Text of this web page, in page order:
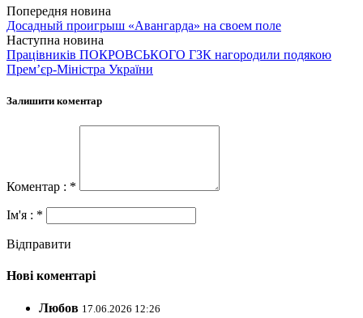
Попередня новина
Досадный проигрыш «Авангарда» на своем поле
Наступна новина
Працівників ПОКРОВСЬКОГО ГЗК нагородили подякою
Прем’єр-Міністра України
Залишити коментар
Коментар : *
Ім'я : *
Відправити
Нові коментарі
Любов 17.06.2026 12:26